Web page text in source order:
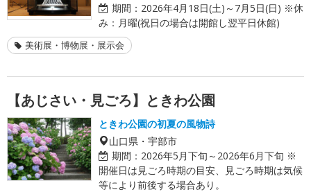
期間： 2026年4月18日(土)～7月5日(日) ※休
み：月曜(祝日の場合は開館し翌平日休館)
美術展・博物展・展示会
【あじさい・見ごろ】ときわ公園
ときわ公園の初夏の風物詩
山口県・宇部市
期間： 2026年5月下旬～2026年6月下旬 ※
開催日は見ごろ時期の目安、見ごろ時期は気候
等により前後する場合あり。